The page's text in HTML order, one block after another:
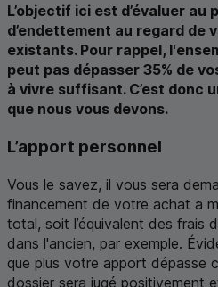
L’objectif ici est d’évaluer
d’endettement au regard de
existants. Pour rappel,
peut pas dépasser 35% de
à vivre suffisant. C’est donc
que nous vous devons.
L’apport personnel
Vous le savez, il vous sera
financement de votre achat a
total, soit l’équivalent des frais
dans l'ancien, par exemple.
que plus votre apport dépasse
dossier sera jugé positivement